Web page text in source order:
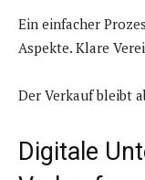
Ein einfacher
Aspekte. Klare
Der Verkauf bleibt
Digitale